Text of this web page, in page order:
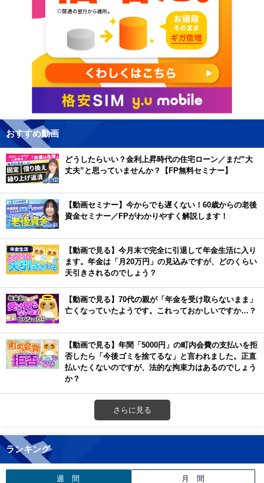
おすすめ動画
どうしたらいい？金利上昇時代の住宅ローン／まだ”大
丈夫”と思っていませんか？【FP無料セミナー】
【動画セミナー】今からでも遅くない！60歳からの老後
資金セミナー／FPがわかりやすく解説します！
【動画で見る】今月末で完全に引退して年金生活に入り
ます。年金は「月20万円」の見込みですが、どのくらい
天引きされるのでしょう？
【動画で見る】70代の親が「年金を受け取らないまま」
亡くなっていたようです。これっておかしいですか…？
【動画で見る】年間「5000円」の町内会費の支払いを拒
否したら「今後ゴミを捨てるな」と言われました。正直
払いたくないのですが、法的な拘束力はあるのでしょう
か？
さらに見る
ランキング
週 間 月 間